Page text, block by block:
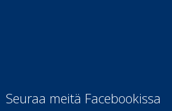
Seuraa meitä Facebookissa